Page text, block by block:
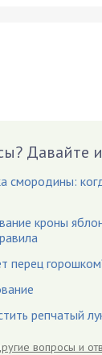
Давайте
смородины:
кроны
перец
репчатый
вопросы и